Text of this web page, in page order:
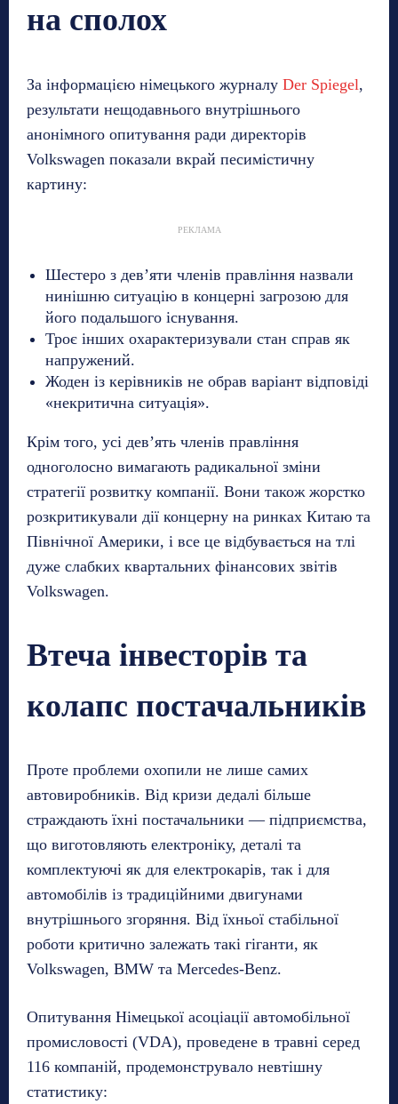
на сполох
За інформацією німецького журналу Der Spiegel,
результати нещодавнього внутрішнього
анонімного опитування ради директорів
Volkswagen показали вкрай песимістичну
картину:
РЕКЛАМА
Шестеро з дев’яти членів правління назвали
нинішню ситуацію в концерні загрозою для
його подальшого існування.
Троє інших охарактеризували стан справ як
напружений.
Жоден із керівників не обрав варіант відповіді
«некритична ситуація».
Крім того, усі дев’ять членів правління
одноголосно вимагають радикальної зміни
стратегії розвитку компанії. Вони також жорстко
розкритикували дії концерну на ринках Китаю та
Північної Америки, і все це відбувається на тлі
дуже слабких квартальних фінансових звітів
Volkswagen.
Втеча інвесторів та
колапс постачальників
Проте проблеми охопили не лише самих
автовиробників. Від кризи дедалі більше
страждають їхні постачальники — підприємства,
що виготовляють електроніку, деталі та
комплектуючі як для електрокарів, так і для
автомобілів із традиційними двигунами
внутрішнього згоряння. Від їхньої стабільної
роботи критично залежать такі гіганти, як
Volkswagen, BMW та Mercedes-Benz.
Опитування Німецької асоціації автомобільної
промисловості (VDA), проведене в травні серед
116 компаній, продемонструвало невтішну
статистику: